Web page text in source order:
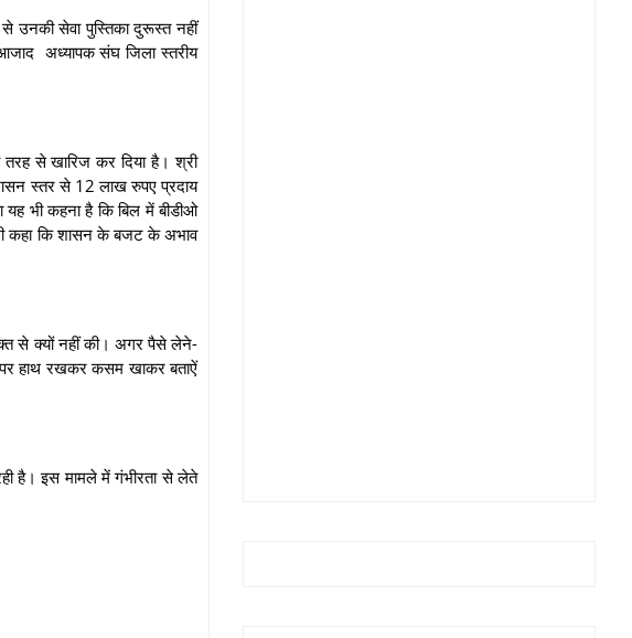
उनकी सेवा पुस्तिका दुरूस्त नहीं
आजाद अध्यापक संघ जिला स्तरीय
तरह से खारिज कर दिया है। श्री
स्तर से 12 लाख रुपए प्रदाय
भी कहना है कि बिल में बीडीओ
कहा कि शासन के बजट के अभाव
से क्यों नहीं की। अगर पैसे लेने-
हाथ रखकर कसम खाकर बताऐं
है। इस मामले में गंभीरता से लेते